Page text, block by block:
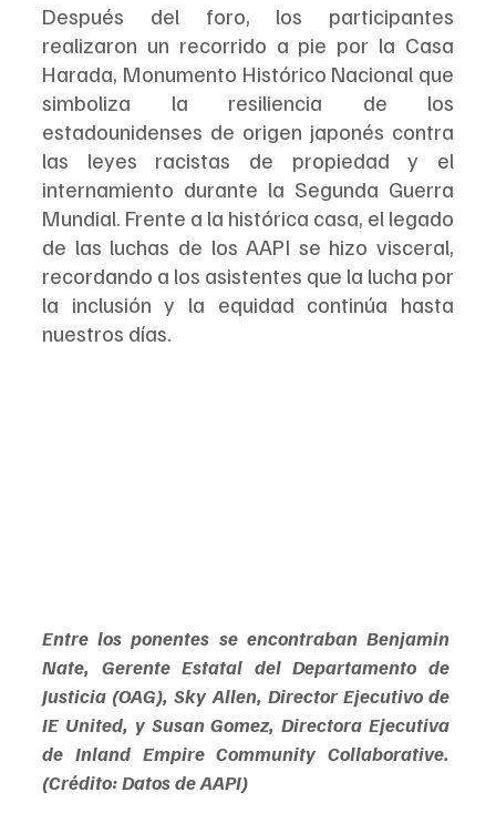
Después del foro, los participantes
realizaron un recorrido a pie por la Casa
Harada, Monumento Histórico Nacional que
simboliza la resiliencia de los
estadounidenses de origen japonés contra
las leyes racistas de propiedad y el
internamiento durante la Segunda Guerra
Mundial. Frente a la histórica casa, el legado
de las luchas de los AAPI se hizo visceral,
recordando a los asistentes que la lucha por
la inclusión y la equidad continúa hasta
nuestros días.
Entre los ponentes se encontraban Benjamin
Nate, Gerente Estatal del Departamento de
Justicia (OAG), Sky Allen, Director Ejecutivo de
IE United, y Susan Gomez, Directora Ejecutiva
de Inland Empire Community Collaborative.
(Crédito: Datos de AAPI)